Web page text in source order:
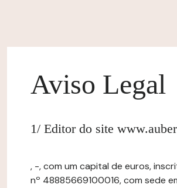
Aviso Legal
1/ Editor do site
, -, com um capital de euros,
nº 48885669100016, com sede